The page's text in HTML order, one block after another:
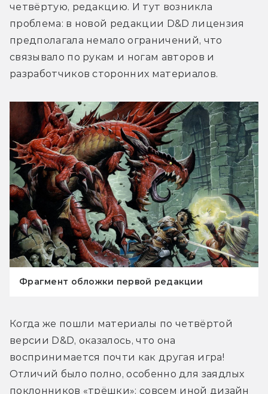
четвёртую, редакцию. И тут возникла
проблема: в новой редакции D&D лицензия
предполагала немало ограничений, что
связывало по рукам и ногам авторов и
разработчиков сторонних материалов.
Фрагмент обложки первой редакции
Когда же пошли материалы по четвёртой
версии D&D, оказалось, что она
воспринимается почти как другая игра!
Отличий было полно, особенно для заядлых
поклонников «трёшки»: совсем иной дизайн